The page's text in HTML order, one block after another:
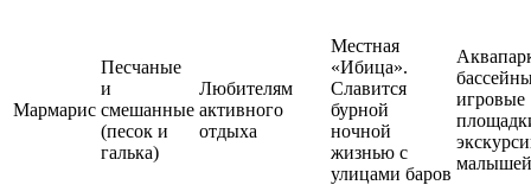
Мармарис
Песчаные
и
смешанные
(песок и
галька)
Любителям
активного
отдыха
Местная
«Ибица».
Славится
бурной
ночной
жизнью с
улицами баров
игровые
малышей